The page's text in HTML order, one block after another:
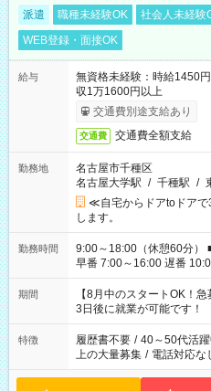
派遣 職種未経験OK 社会人未経験
WEB登録・面接OK
給与
無資格未経験：時給
収1万1600円以上
交通費別途支給あり
交通費 交通費全額支給
勤務地
名古屋市千種区
名古屋大学駅 / 千種駅 /
≪自宅からドアtoドア
します。
勤務時間
9:00～18:00（休憩60分） ■ご希望があれば下記シフトもOK！
早番 7:00～16:00 遅番 10:00
と休みを合わせたい」 「
「できれば残業はしたく
ね。 ※Wワーク希望の方へ 今ご覧のお仕事で希望する勤務時間
と、もう1つのお仕事の勤
合は応募できません。
期間
【8月中のスタートOK！
3日後に就業が可能です！
特徴 履歴書不要 / 40～50代活
上の大量募集 / 電話対応な